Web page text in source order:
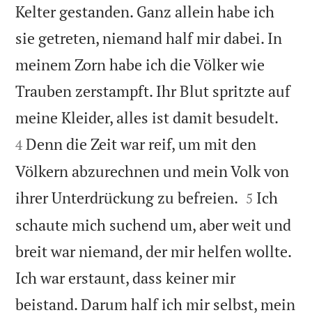
Kelter gestanden. Ganz allein habe ich
sie getreten, niemand half mir dabei. In
meinem Zorn habe ich die Völker wie
Trauben zerstampft. Ihr Blut spritzte auf
meine Kleider, alles ist damit besudelt.
4 Denn die Zeit war reif, um mit den
Völkern abzurechnen und mein Volk von
ihrer Unterdrückung zu befreien. 

5 Ich
schaute mich suchend um, aber weit und
breit war niemand, der mir helfen wollte.
Ich war erstaunt, dass keiner mir
beistand. Darum half ich mir selbst, mein